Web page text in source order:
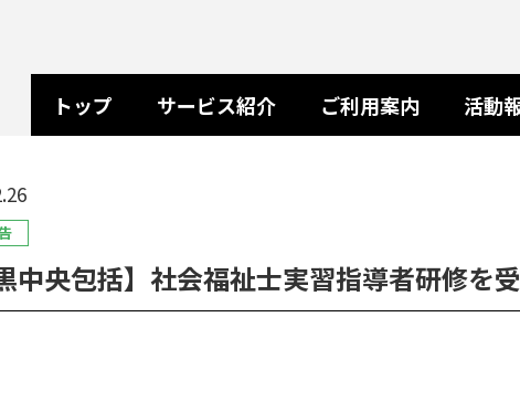
トップ サービス紹介 ご利用案内 活動
中央包括】社会福祉士実習指導者研修を受